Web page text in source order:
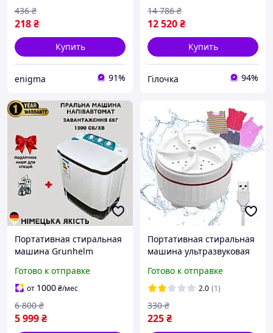
218₴
436 ₴
Купить
enigma 91%
12 520₴
14 786 ₴
Купить
Гілочка 94%
Портативная стиральная
машина Grunhelm
машина полуавтомат
Стиральная машина с
вертикальной загрузкой
Готово к отправке
от 1000₴/мес
5 999₴
6 800 ₴
Портативная стиральная
машина ультразвуковая
устройство для стирки от
USB
Готово к отправке
2.0 (1)
225₴
330 ₴